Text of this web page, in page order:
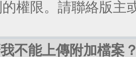
權限。請聯絡版主
不能上傳附加檔案